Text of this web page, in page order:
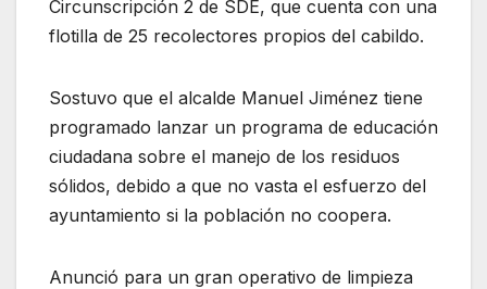
Circunscripción 2 de SDE, que cuenta con una
flotilla de 25 recolectores propios del cabildo.
Sostuvo que el alcalde Manuel Jiménez tiene
programado lanzar un programa de educación
ciudadana sobre el manejo de los residuos
sólidos, debido a que no vasta el esfuerzo del
ayuntamiento si la población no coopera.
Anunció para un gran operativo de limpieza